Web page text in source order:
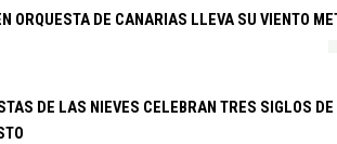
ORQUESTA DE CANARIAS LLEVA SU VIENTO
DE LAS NIEVES CELEBRAN TRES SIGLOS